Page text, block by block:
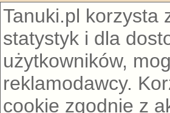
Tanuki.pl korzysta
statystyk i dla
użytkowników,
reklamodawcy.
cookie zgodnie z